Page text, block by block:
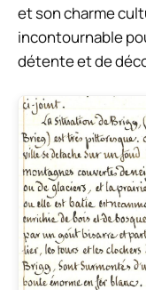
et son charme
incontournable
détente et de